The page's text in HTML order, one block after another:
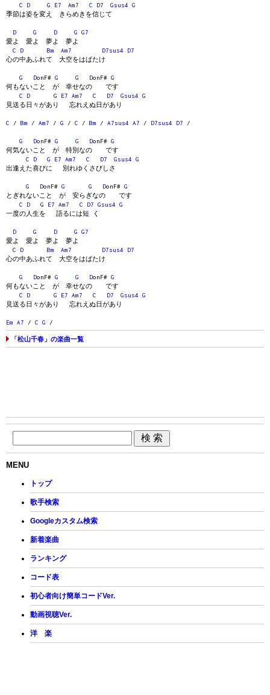
C
D G E7 Am7 C D7 Gsus4
G
季節は姿を変え きらめきを信じて
D G D G
G7
愛よ 愛よ 夢よ 夢よ
C
D Bm Am7 D7sus4
D7
心の中あふれて 大空をはばたけ
G DonF# G G DonF# G
何もないこと が 幸せなの です
C
D G E7 Am7 C D7 Gsus4
G
見送る日々があり 忘れえぬ日があり
C / Bm / Am7 / G / C / Bm / A7sus4 A7 / D7sus4 D7 /
G DonF# G G DonF# G
何気ないこと が 特別なの です
C
D G E7 Am7 C D7 Gsus4
G
出逢えた喜びに 別れゆくさびしさ
G DonF# G G DonF# G
とぎれないこと が 安らぎなの です
C
D G E7 Am7 C D7 Gsus4
G
一度の人生を 語るには短 く
D G D G
G7
愛よ 愛よ 夢よ 夢よ
C
D Bm Am7 D7sus4
D7
心の中あふれて 大空をはばたけ
G DonF# G G DonF# G
何もないこと が 幸せなの です
C
D G E7 Am7 C D7 Gsus4
G
見送る日々があり 忘れえぬ日があり
Em A7 / C G /
「松山千春」の楽曲一覧
MENU
トップ
歌手検索
Googleカスタム検索
新着楽曲
ランキング
コード表
初心者向け簡単コードVer.
動画視聴Ver.
洋 楽